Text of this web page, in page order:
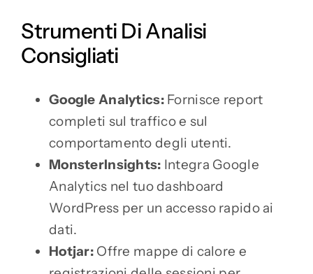
Strumenti Di Analisi
Consigliati
Google Analytics:Fornisce report
completi sul traffico e sul
comportamento degli utenti.
MonsterInsights: Integra Google
Analytics nel tuo dashboard
WordPress per un accesso rapido ai
dati.
Hotjar:Offre mappe di calore e